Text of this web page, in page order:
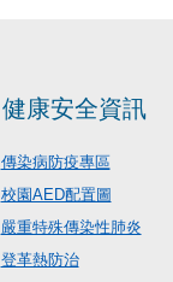
健康安全資訊
傳染病防疫專區
校園AED配置圖
嚴重特殊傳染性肺炎
登革熱防治